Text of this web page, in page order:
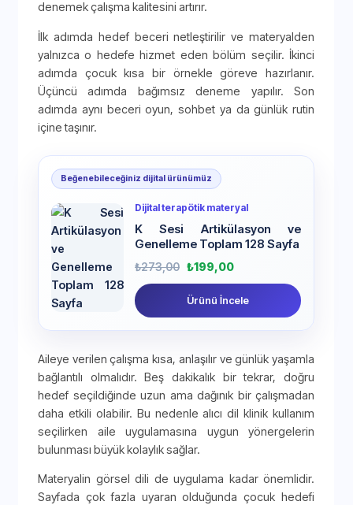
denemek çalışma kalitesini artırır.
İlk adımda hedef beceri netleştirilir ve materyalden
yalnızca o hedefe hizmet eden bölüm seçilir. İkinci
adımda çocuk kısa bir örnekle göreve hazırlanır.
Üçüncü adımda bağımsız deneme yapılır. Son
adımda aynı beceri oyun, sohbet ya da günlük rutin
içine taşınır.
Beğenebileceğiniz dijital ürünümüz
Dijital terapötik materyal
K Sesi Artikülasyon ve
Genelleme Toplam 128 Sayfa
₺273,00 ₺199,00
Ürünü İncele
Aileye verilen çalışma kısa, anlaşılır ve günlük yaşamla
bağlantılı olmalıdır. Beş dakikalık bir tekrar, doğru
hedef seçildiğinde uzun ama dağınık bir çalışmadan
daha etkili olabilir. Bu nedenle alıcı dil klinik kullanım
seçilirken aile uygulamasına uygun yönergelerin
bulunması büyük kolaylık sağlar.
Materyalin görsel dili de uygulama kadar önemlidir.
Sayfada çok fazla uyaran olduğunda çocuk hedefi